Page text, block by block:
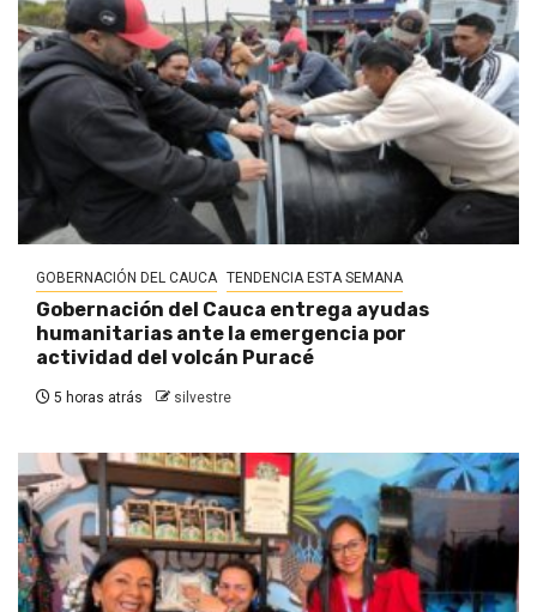
GOBERNACIÓN DEL CAUCA TENDENCIA ESTA SEMANA
Gobernación del Cauca entrega ayudas
humanitarias ante la emergencia por
actividad del volcán Puracé
5 horas atrás silvestre